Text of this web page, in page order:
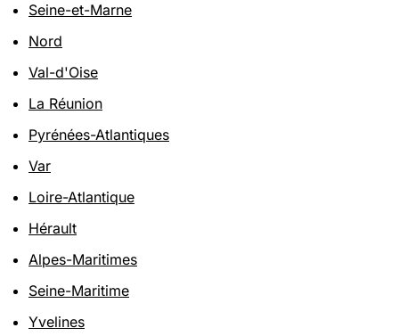
Seine-et-Marne
Nord
Val-d'Oise
La Réunion
Pyrénées-Atlantiques
Var
Loire-Atlantique
Hérault
Alpes-Maritimes
Seine-Maritime
Yvelines